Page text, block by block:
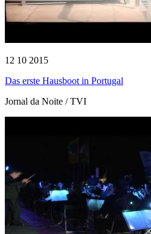
12 10 2015
Das erste Hausboot in Portugal
Jornal da Noite / TVI